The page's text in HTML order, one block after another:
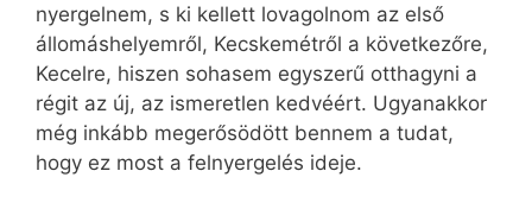
nyergelnem, s ki kellett lovagolnom az első
állomáshelyemről, Kecskemétről a következőre,
Kecelre, hiszen sohasem egyszerű otthagyni a
régit az új, az ismeretlen kedvéért. Ugyanakkor
még inkább megerősödött bennem a tudat,
hogy ez most a felnyergelés ideje.